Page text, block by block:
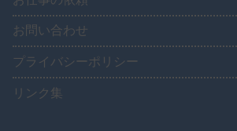
お問い合わせ
プライバシーポリシー
リンク集